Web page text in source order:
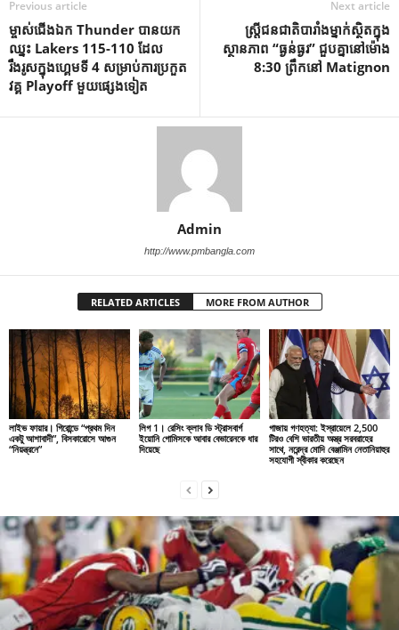
Previous article
ម្ចាស់ជើងឯក Thunder បានយក
ឈ្នះ Lakers 115-110 ដែល
រឹងរូសក្នុងហ្គេមទី 4 សម្រាប់ការប្រកួត
វគ្គ Playoff មួយផ្សេងទៀត
Next article
ស្ត្រីជនជាតិបារាំងម្នាក់ស្ថិតក្នុង
ស្ថានភាព “ធ្ងន់ធ្ងរ” ជួបគ្នានៅម៉ោង
8:30 ព្រឹកនៅ Matignon
Admin
http://www.pmbangla.com
RELATED ARTICLES MORE FROM AUTHOR
লাইভ ফায়ার। গিরোন্ডে “প্রথম দিন
একটু আশাবাদী”, বিসকারোসে আগুন
“নিয়ন্ত্রনে”
লিগ 1। রেসিং ক্লাব ডি স্ট্রাসবার্গ
ইয়োনি গোমিসকে আবার বেভারেনকে ধার
দিয়েছে
গাজায় গণহত্যা: ইস্রায়েলে 2,500
টিরও বেশি ভারতীয় অস্ত্র সরবরাহের
সাথে, নরেন্দ্র মোদি বেঞ্জামিন নেতানিয়াহুর
সহযোগী স্বীকার করেছেন